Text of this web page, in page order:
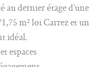
dernier étage d’une
m² loi Carrez et un
idéal.
espaces